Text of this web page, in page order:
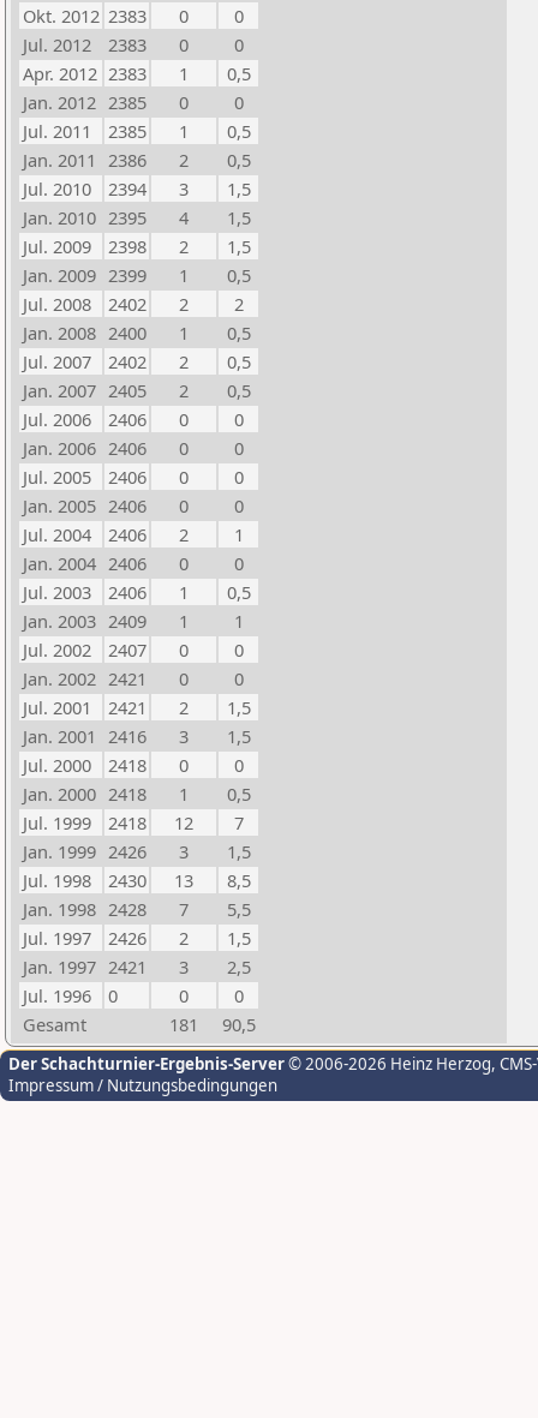
Okt. 2012 2383 0
0
Jul. 2012
2383 0
0
Apr. 2012 2383 1
0,5
Jan. 2012 2385 0
0
Jul. 2011
2385 1
0,5
Jan. 2011 2386 2
0,5
Jul. 2010
2394 3
1,5
Jan. 2010 2395 4
1,5
Jul. 2009
2398 2
1,5
Jan. 2009 2399 1
0,5
Jul. 2008
2402 2
2
Jan. 2008 2400 1
0,5
Jul. 2007
2402 2
0,5
Jan. 2007 2405 2
0,5
Jul. 2006
2406 0
0
Jan. 2006 2406 0
0
Jul. 2005
2406 0
0
Jan. 2005 2406 0
0
Jul. 2004
2406 2
1
Jan. 2004 2406 0
0
Jul. 2003
2406 1
0,5
Jan. 2003 2409 1
1
Jul. 2002
2407 0
0
Jan. 2002 2421 0
0
Jul. 2001
2421 2
1,5
Jan. 2001 2416 3
1,5
Jul. 2000
2418 0
0
Jan. 2000 2418 1
0,5
Jul. 1999
2418 12
7
Jan. 1999 2426 3
1,5
Jul. 1998
2430 13
8,5
Jan. 1998 2428 7
5,5
Jul. 1997
2426 2
1,5
Jan. 1997 2421 3
2,5
Jul. 1996
0 0
0
Gesamt
181 90,5
Der Schachturnier-Ergebnis-Server© 2006-2026 Heinz Herzog,
Impressum / Nutzungsbedingungen